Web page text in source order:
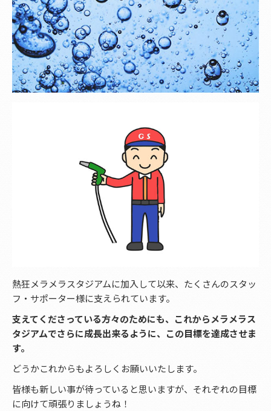
熱狂メラメラスタジアムに加入して以来、たくさんのスタッ
フ・サポーター様に支えられています。
支えてくださっている方々のためにも、これからメラメラス
タジアムでさらに成長出来るように、この目標を達成させま
す。
どうかこれからもよろしくお願いいたします。
皆様も新しい事が待っていると思いますが、それぞれの目標
に向けて頑張りましょうね！